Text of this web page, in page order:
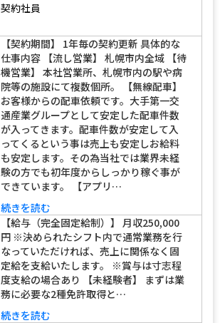
契約社員
【契約期間】 1年毎の契約更新 具体的な
仕事内容 【流し営業】 札幌市内全域 【待
機営業】 本社営業所、札幌市内の駅や病
院等の施設にて複数個所。 【無線配車】
お客様からの配車依頼です。大手第一交
通産業グループとして安定した配車件数
が入ってきます。配車件数が安定して入
ってくるという事は売上も安定しお給料
も安定します。その為当社では業界未経
験の方でも初年度からしっかり稼ぐ事が
できています。 【アプリ…
続きを読む
【給与（完全固定給制）】 月収250,000
円 ※決められたシフト内で通常業務を行
なっていただければ、売上に関係なく固
定給を支給いたします。 ※賞与は寸志程
度支給の場合あり 【未経験者】 まずは業
務に必要な2種免許取得と…
続きを読む